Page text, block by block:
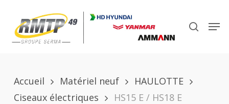
main
content
search
Accueil Matériel neuf
HAULOTTE
Ciseaux électriques
HS15 E / HS18 E
Close